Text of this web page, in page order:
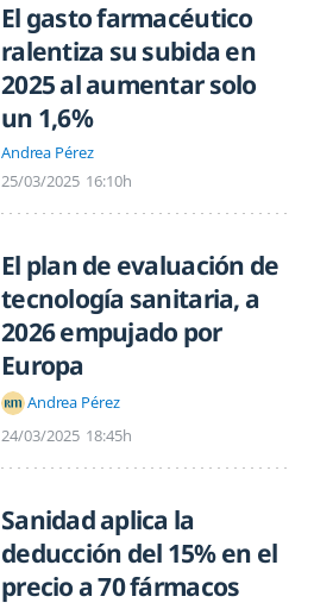
El gasto farmacéutico
ralentiza su subida en
2025 al aumentar solo
un 1,6%
Andrea Pérez
25/03/2025 16:10h
El plan de evaluación de
tecnología sanitaria, a
2026 empujado por
Europa
Andrea Pérez
24/03/2025 18:45h
Sanidad aplica la
deducción del 15% en el
precio a 70 fármacos